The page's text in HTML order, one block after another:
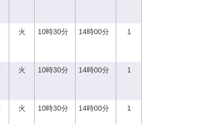
火 10時30分 14時00分 1
火 10時30分 14時00分 1
火 10時30分 14時00分 1